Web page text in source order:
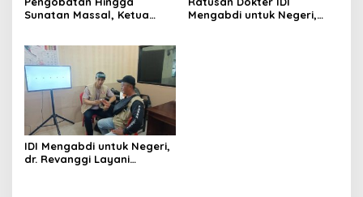
Sunatan Massal, Ketua
Layanan Kesehatan Gratis
di Cibingbin
Mengabdi untuk Negeri,
IDI Mengabdi untuk Negeri,
dr. Revanggi Layani